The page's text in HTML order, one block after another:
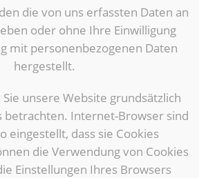
die von uns erfassten Daten an
oder ohne Ihre Einwilligung
mit personenbezogenen Daten
hergestellt.
unsere Website grundsätzlich
betrachten. Internet-Browser sind
eingestellt, dass sie Cookies
die Verwendung von Cookies
Einstellungen Ihres Browsers